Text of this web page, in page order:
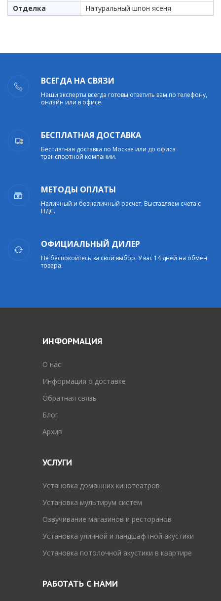
Отделка Натуральный шпон ясеня
ВСЕГДА НА СВЯЗИ
Наши эксперты всегда готовы ответить вам по телефону,
онлайн или в офисе.
БЕСПЛАТНАЯ ДОСТАВКА
Бесплатная доставка по Москве или до офиса
транспортной компании.
МЕТОДЫ ОПЛАТЫ
Наличный и безналичный расчет. Выставляем счета с
НДС.
ОФИЦИАЛЬНЫЙ ДИЛЕР
Не беспокойтесь за свой выбор. У вас 14 дней на обмен
товара.
ИНФОРМАЦИЯ
O нас
Информация о доставке
Обратная связь
Блог
Архив
УСЛУГИ
Установка домашних кинотеатров
Установка мультирум систем
Озвучивание магазинов и ресторанов
Установка уличной и ландшафтной акустики
Установка потолочной акустики в квартире
РАБОТАТЬ С НАМИ